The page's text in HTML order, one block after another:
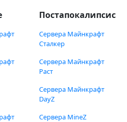
Постапокалипсис
Сервера Майнкрафт
Сталкер
Сервера Майнкрафт
Раст
Сервера Майнкрафт
DayZ
Сервера MineZ